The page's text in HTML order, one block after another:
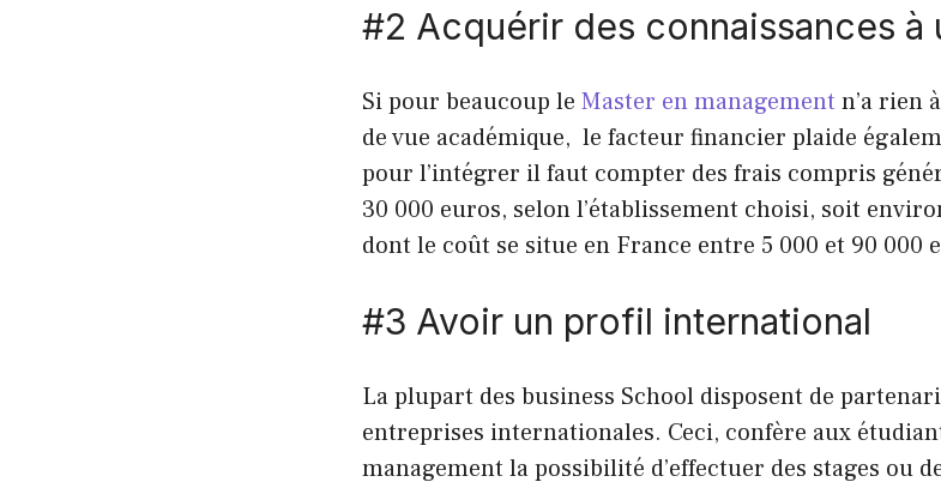
#2 Acquérir des connaissances à
Si pour beaucoup le Master en management n’a rien
de vue académique, le facteur financier plaide
pour l’intégrer il faut compter des frais compris
30 000 euros, selon l’établissement choisi, soit
dont le coût se situe en France entre 5 000 et 90 000
#3 Avoir un profil international
La plupart des business School disposent de
entreprises internationales. Ceci, confère aux
management la possibilité d’effectuer des stages ou